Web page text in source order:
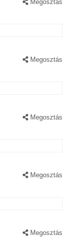
Megosztás
Megosztás
Megosztás
Megosztás
Megosztás